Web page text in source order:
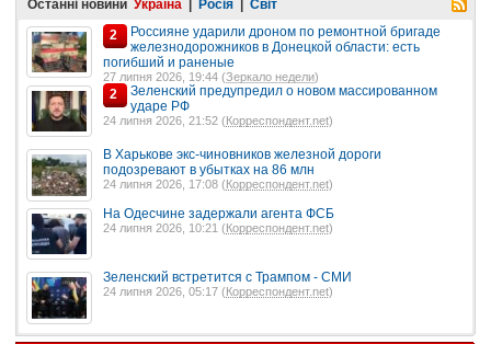
Останні новини Україна | Росія | Світ
2
Россияне ударили дроном по ремонтной бригаде
железнодорожников в Донецкой области: есть
погибший и раненые
27 липня 2026, 19:44 (Зеркало недели)
2
Зеленский предупредил о новом массированном
ударе РФ
24 липня 2026, 21:52 (Корреспондент.net)
В Харькове экс-чиновников железной дороги
подозревают в убытках на 86 млн
24 липня 2026, 17:08 ( Корреспондент.net)
На Одесчине задержали агента ФСБ
24 липня 2026, 10:21 (Корреспондент.net)
Зеленский встретится с Трампом - СМИ
24 липня 2026, 05:17 ( Корреспондент.net)